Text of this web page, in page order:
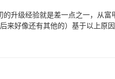
升级经验就是差一点之一，从富
来好像还有其他的）基于以上原